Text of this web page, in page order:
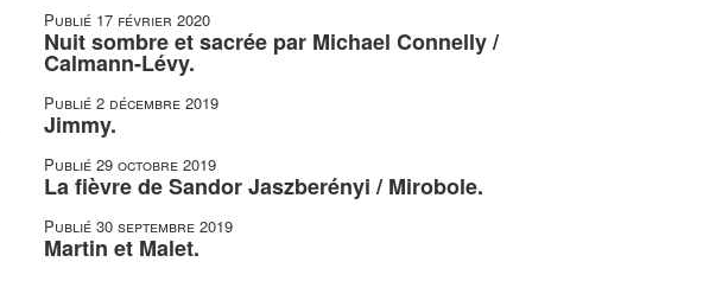
Publié 17 février 2020
Nuit sombre et sacrée par Michael Connelly /
Calmann-Lévy.
Publié 2 décembre 2019
Jimmy.
Publié 29 octobre 2019
La fièvre de Sandor Jaszberényi / Mirobole.
Publié 30 septembre 2019
Martin et Malet.